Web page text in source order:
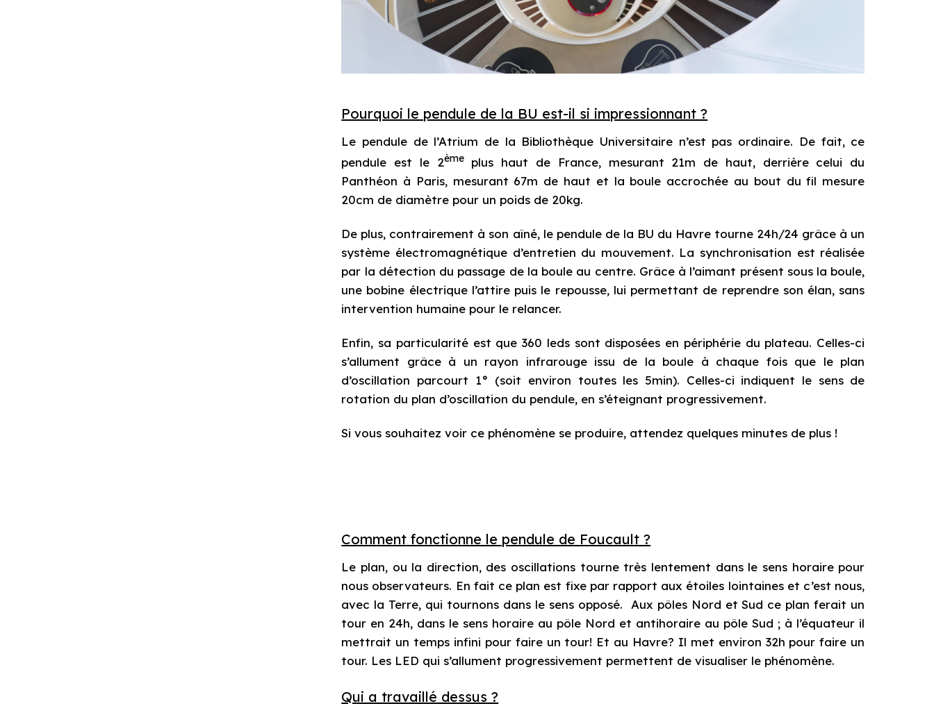
Pourquoi le pendule de la BU est-il si impressionnant ?
Le pendule de l’Atrium de la Bibliothèque Universitaire n’est pas ordinaire. De fait, ce
pendule est le 2èmeplus haut de France, mesurant 21m de haut, derrière celui du
Panthéon à Paris, mesurant 67m de haut et la boule accrochée au bout du fil mesure
20cm de diamètre pour un poids de 20kg.
De plus, contrairement à son aîné, le pendule de la BU du Havre tourne 24h/24 grâce à un
système électromagnétique d’entretien du mouvement. La synchronisation est réalisée
par la détection du passage de la boule au centre. Grâce à l’aimant présent sous la boule,
une bobine électrique l’attire puis le repousse, lui permettant de reprendre son élan, sans
intervention humaine pour le relancer.
Enfin, sa particularité est que 360 leds sont disposées en périphérie du plateau. Celles-ci
s’allument grâce à un rayon infrarouge issu de la boule à chaque fois que le plan
d’oscillation parcourt 1° (soit environ toutes les 5min). Celles-ci indiquent le sens de
rotation du plan d’oscillation du pendule, en s’éteignant progressivement.
Si vous souhaitez voir ce phénomène se produire, attendez quelques minutes de plus !
Comment fonctionne le pendule de Foucault ?
Le plan, ou la direction, des oscillations tourne très lentement dans le sens horaire pour
nous observateurs. En fait ce plan est fixe par rapport aux étoiles lointaines et c’est nous,
avec la Terre, qui tournons dans le sens opposé. Aux pôles Nord et Sud ce plan ferait un
tour en 24h, dans le sens horaire au pôle Nord et antihoraire au pôle Sud ; à l’équateur il
mettrait un temps infini pour faire un tour! Et au Havre? Il met environ 32h pour faire un
tour. Les LED qui s’allument progressivement permettent de visualiser le phénomène.
Qui a travaillé dessus ?